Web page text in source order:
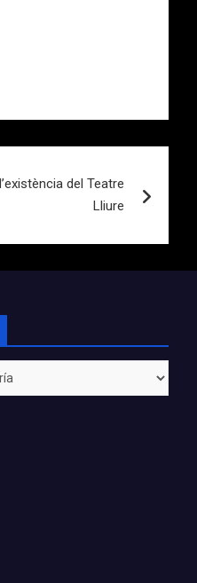
del Teatre
Lliure